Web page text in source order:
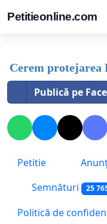
Petitieonline.com
Cerem protejarea
Publică pe
Petitie
Semnături 25
Politică de